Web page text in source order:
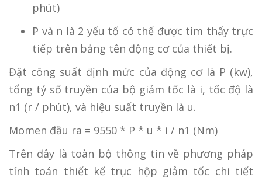
phút)
P và n là 2 yếu tố có thể được tìm thấy trực
tiếp trên bảng tên động cơ của thiết bị.
Đặt công suất định mức của động cơ là P (kw),
tổng tỷ số truyền của bộ giảm tốc là i, tốc độ là
n1 (r / phút), và hiệu suất truyền là u.
Momen đầu ra = 9550 * P * u * i / n1 (Nm)
Trên đây là toàn bộ thông tin về phương pháp
tính toán thiết kế trục hộp giảm tốc chi tiết